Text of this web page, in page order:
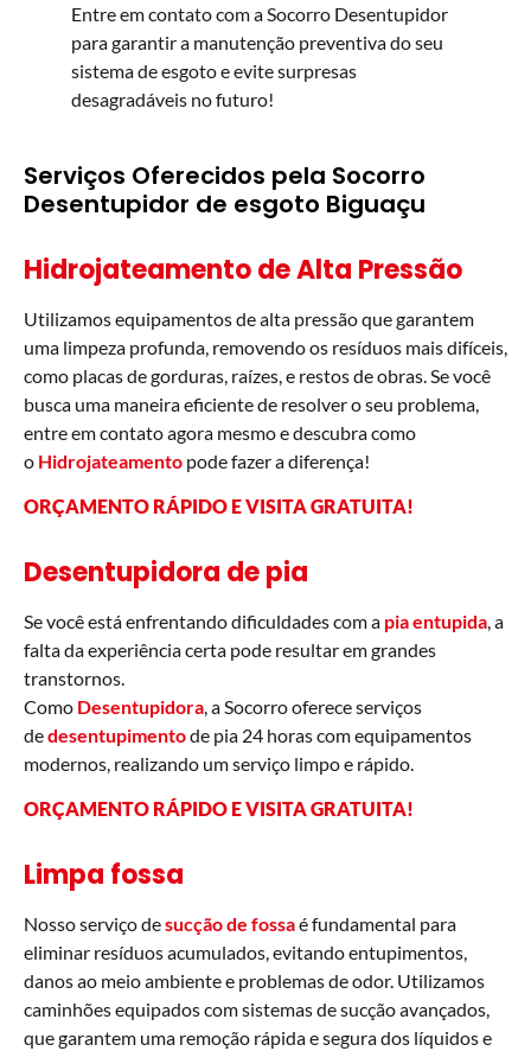
Entre em contato com a Socorro Desentupidor
para garantir a manutenção preventiva do seu
sistema de esgoto e evite surpresas
desagradáveis no futuro!
Serviços Oferecidos pela Socorro
Desentupidor de esgoto Biguaçu
Hidrojateamento de Alta Pressão
Utilizamos equipamentos de alta pressão que garantem
uma limpeza profunda, removendo os resíduos mais difíceis,
como placas de gorduras, raízes, e restos de obras. Se você
busca uma maneira eficiente de resolver o seu problema,
entre em contato agora mesmo e descubra como
o Hidrojateamento pode fazer a diferença!
ORÇAMENTO RÁPIDO E VISITA GRATUITA!
Desentupidora de pia
Se você está enfrentando dificuldades com a pia entupida, a
falta da experiência certa pode resultar em grandes
transtornos.
Como Desentupidora, a Socorro oferece serviços
dedesentupimentode pia 24 horas com equipamentos
modernos, realizando um serviço limpo e rápido.
ORÇAMENTO RÁPIDO E VISITA GRATUITA!
Limpa fossa
Nosso serviço desucção de fossaé fundamental para
eliminar resíduos acumulados, evitando entupimentos,
danos ao meio ambiente e problemas de odor. Utilizamos
caminhões equipados com sistemas de sucção avançados,
que garantem uma remoção rápida e segura dos líquidos e